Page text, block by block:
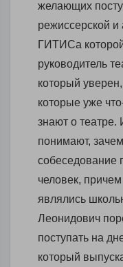
желающих
режиссерской и
ГИТИСа
руководитель
который
которые уже
знают о театре.
понимают,
собеседование
человек,
являлись
Леонидович
поступать на
который